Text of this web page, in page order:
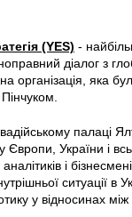
(YES) -
діалог
організація, яка
Європи, України і
і
ситуації в
у відносинах між